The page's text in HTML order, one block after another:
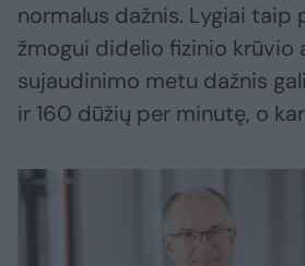
normalus dažnis. Lygiai taip
žmogui didelio fizinio krūvio
sujaudinimo metu dažnis
ir 160 dūžių per minutę, o